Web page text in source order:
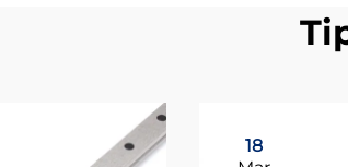
18